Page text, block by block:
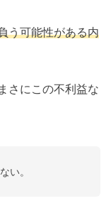
う可能性がある内
さにこの不利益な
い。